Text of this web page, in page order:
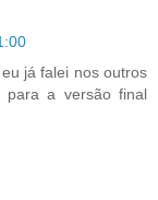
já falei nos outros
para a versão final